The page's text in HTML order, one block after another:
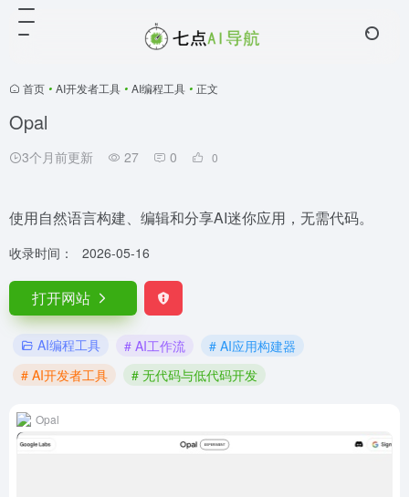
首页 • AI开发者工具 • AI编程工具 • 正文
Opal
3个月前更新 27 0 0
使用自然语言构建、编辑和分享AI迷你应用，无需代码。
收录时间： 2026-05-16
打开网站
AI编程工具 # AI工作流
# AI应用构建器
# AI开发者工具
# 无代码与低代码开发
Opal